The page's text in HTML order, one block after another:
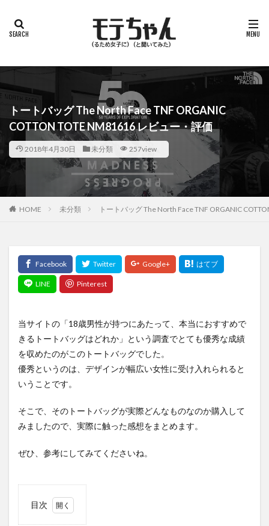
トートバッグ The North Face TNF ORGANIC
COTTON TOTE NM81616 レビュー・評価
2018年4月30日 未分類 257view
HOME 未分類 トートバッグ The North Face TNF ORGANIC
当サイトの「18歳男性が持つにあたって、本当におすすめで
きるトートバッグはどれか」という調査でとても優秀な成績
を収めたのがこのトートバッグでした。
優秀というのは、デザインが幅広い女性に受け入れられると
いうことです。
そこで、そのトートバッグが実際どんなものなのか購入して
みましたので、実際に触った感想をまとめます。
ぜひ、参考にしてみてくださいね。
目次